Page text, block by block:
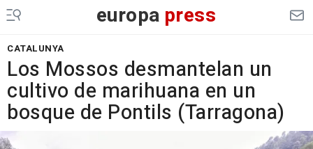
europa press
CATALUNYA
Los Mossos desmantelan un
cultivo de marihuana en un
bosque de Pontils (Tarragona)